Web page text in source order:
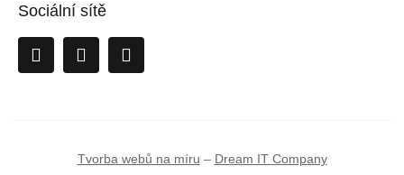
Sociální sítě
Tvorba webů na míru – Dream IT Company